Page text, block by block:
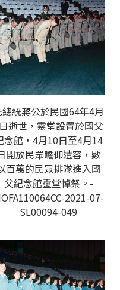
統蔣公於民國64年4月
逝世，靈堂設置於國父
念館，4月10日至4月14
開放民眾瞻仰遺容，數
百萬的民眾排隊進入國
父紀念館靈堂悼祭。-
2021-07-
SL00094-049